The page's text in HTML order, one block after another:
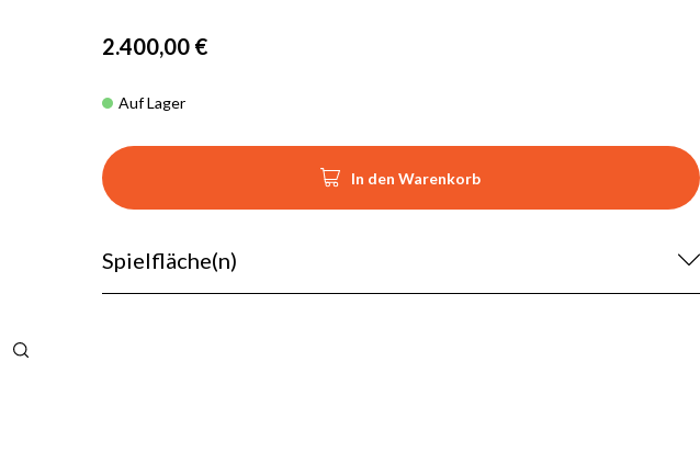
2.400,00 €
Auf Lager
In den Warenkorb
Spielfläche(n)